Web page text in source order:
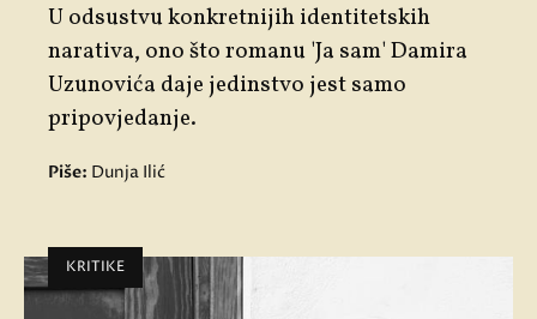
U odsustvu konkretnijih identitetskih
narativa, ono što romanu 'Ja sam' Damira
Uzunovića daje jedinstvo jest samo
pripovjedanje.
Piše: Dunja Ilić
KRITIKE